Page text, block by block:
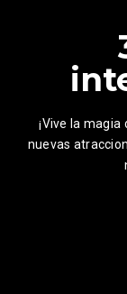
¡Vive la
nuevas